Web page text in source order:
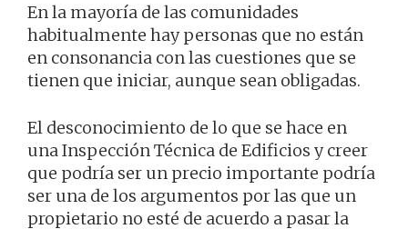
En la mayoría de las comunidades
habitualmente hay personas que no están
en consonancia con las cuestiones que se
tienen que iniciar, aunque sean obligadas.
El desconocimiento de lo que se hace en
una Inspección Técnica de Edificios y creer
que podría ser un precio importante podría
ser una de los argumentos por las que un
propietario no esté de acuerdo a pasar la